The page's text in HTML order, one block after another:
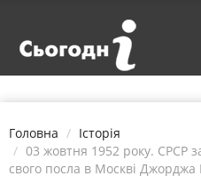
Головна
Історія
03 жовтня 1952 року. СРСР
свого посла в Москві